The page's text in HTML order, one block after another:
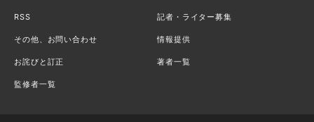
RSS 記者・ライター募集
その他、お問い合わせ 情報提供
お詫びと訂正 著者一覧
監修者一覧